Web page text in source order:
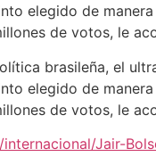
elegido de
de votos, le
brasileña, el
elegido de
de votos, le
Jair-